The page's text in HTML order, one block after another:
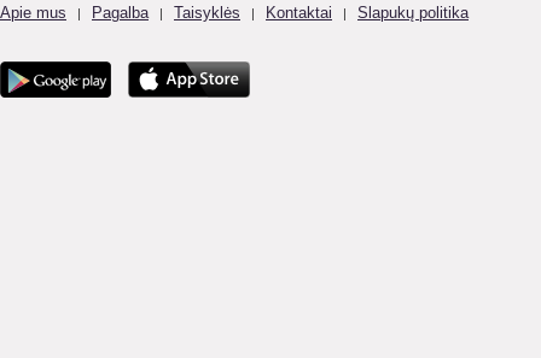
Apie mus | Pagalba | Taisyklės | Kontaktai | Slapukų politika